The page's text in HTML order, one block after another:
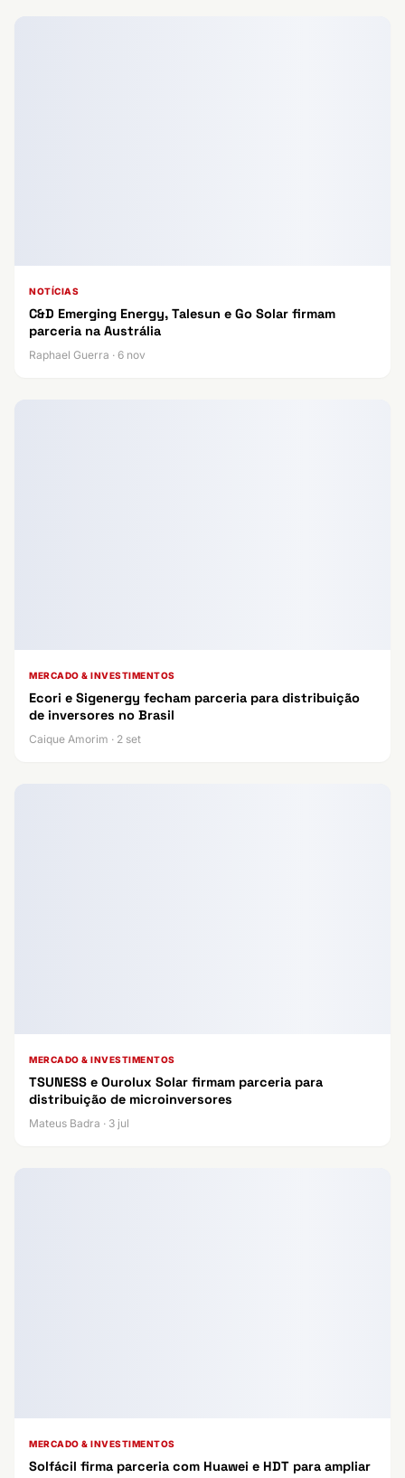
NOTÍCIAS
C&D Emerging Energy, Talesun e Go Solar firmam
parceria na Austrália
Raphael Guerra · 6 nov
MERCADO & INVESTIMENTOS
Ecori e Sigenergy fecham parceria para distribuição
de inversores no Brasil
Caique Amorim · 2 set
MERCADO & INVESTIMENTOS
TSUNESS e Ourolux Solar firmam parceria para
distribuição de microinversores
Mateus Badra · 3 jul
MERCADO & INVESTIMENTOS
Solfácil firma parceria com Huawei e HDT para ampliar